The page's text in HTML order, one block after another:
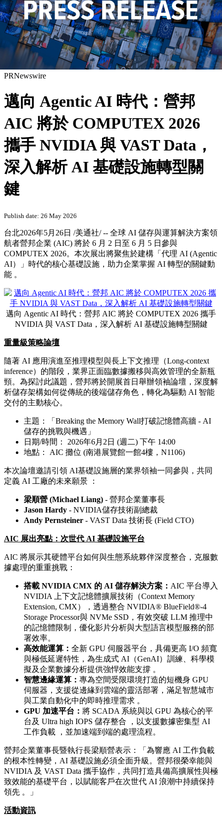
PRNewswire
邁向 Agentic AI 時代：營邦
AIC 將於 COMPUTEX 2026
攜手 NVIDIA 與 VAST Data，
深入解析 AI 基礎設施轉型關
鍵
Publish date: 26 May 2026
台北2026年5月26日 /美通社/ -- 全球 AI 儲存與運算解決方案領
航者營邦企業 (AIC) 將於 6 月 2 日至 6 月 5 日參與
COMPUTEX 2026。本次展出將聚焦於建構「代理 AI (Agentic
AI）」時代的核心基礎設施，助力企業掌握 AI 轉型的關鍵動
能 。
邁向 Agentic AI 時代：營邦 AIC 將於 COMPUTEX 2026 攜手
NVIDIA 與 VAST Data，深入解析 AI 基礎設施轉型關鍵
重量級策略論壇
隨著 AI 應用演進至推理模型與長上下文推理（Long-context
inference）的階段，業界正面臨數據搬移與高效管理的全新瓶
頸。為探討此議題，營邦將於開展首日舉辦領袖論壇，深度解
析儲存架構如何從傳統的後端儲存角色，轉化為驅動 AI 智能
交付的主動核心。
主題：「Breaking the Memory Wall打破記憶體高牆 - AI
儲存的挑戰與機遇」
日期/時間： 2026年6月2日 (週二) 下午 14:00
地點： AIC 攤位 (南港展覽館一館4樓，N1106)
本次論壇邀請引領 AI基礎設施層的業界領袖一同參與，共同
定義 AI 工廠的未來願景 ：
梁順營 (Michael Liang) - 營邦企業董事長
Jason Hardy - NVIDIA儲存技術副總裁
Andy Pernsteiner - VAST Data 技術長 (Field CTO)
AIC 展出亮點：次世代 AI 基礎設施平台
AIC 將展示其硬體平台如何與生態系統夥伴深度整合，克服數
據處理的重重挑戰：
搭載 NVIDIA CMX 的 AI 儲存解決方案： AIC 平台導入
NVIDIA 上下文記憶體擴展技術（Context Memory
Extension, CMX），透過整合 NVIDIA® BlueField®-4
Storage Processor與 NVMe SSD，有效突破 LLM 推理中
的記憶體限制，優化影片分析與大型語言模型服務的部
署效率。
高效能運算： 全新 GPU 伺服器平台，具備更高 I/O 頻寬
與極低延遲特性，為生成式 AI（GenAI）訓練、科學模
擬及企業數據分析提供強悍效能支撐 。
智慧邊緣運算： 專為空間受限環境打造的短機身 GPU
伺服器，支援從邊緣到雲端的靈活部署，滿足智慧城市
與工業自動化中的即時推理需求 。
GPU 加速平台： 將 SCADA 系統與以 GPU 為核心的平
台及 Ultra high IOPS 儲存整合 ，以支援數據密集型 AI
工作負載 ，並加速端到端的處理流程。
營邦企業董事長暨執行長梁順營表示：「為響應 AI 工作負載
的根本性轉變，AI 基礎設施必須全面升級。營邦很榮幸能與
NVIDIA 及 VAST Data 攜手協作，共同打造具備高擴展性與極
致效能的基礎平台，以賦能客戶在次世代 AI 浪潮中持續保持
領先 。」
活動資訊